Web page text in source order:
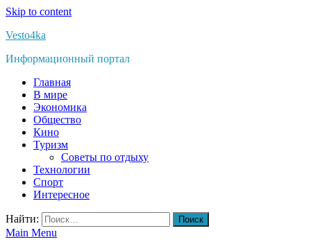
Skip to content
Vesto4ka
Информационный портал
Главная
В мире
Экономика
Общество
Кино
Туризм
Советы по отдыху
Технологии
Спорт
Интересное
Найти:
Main Menu